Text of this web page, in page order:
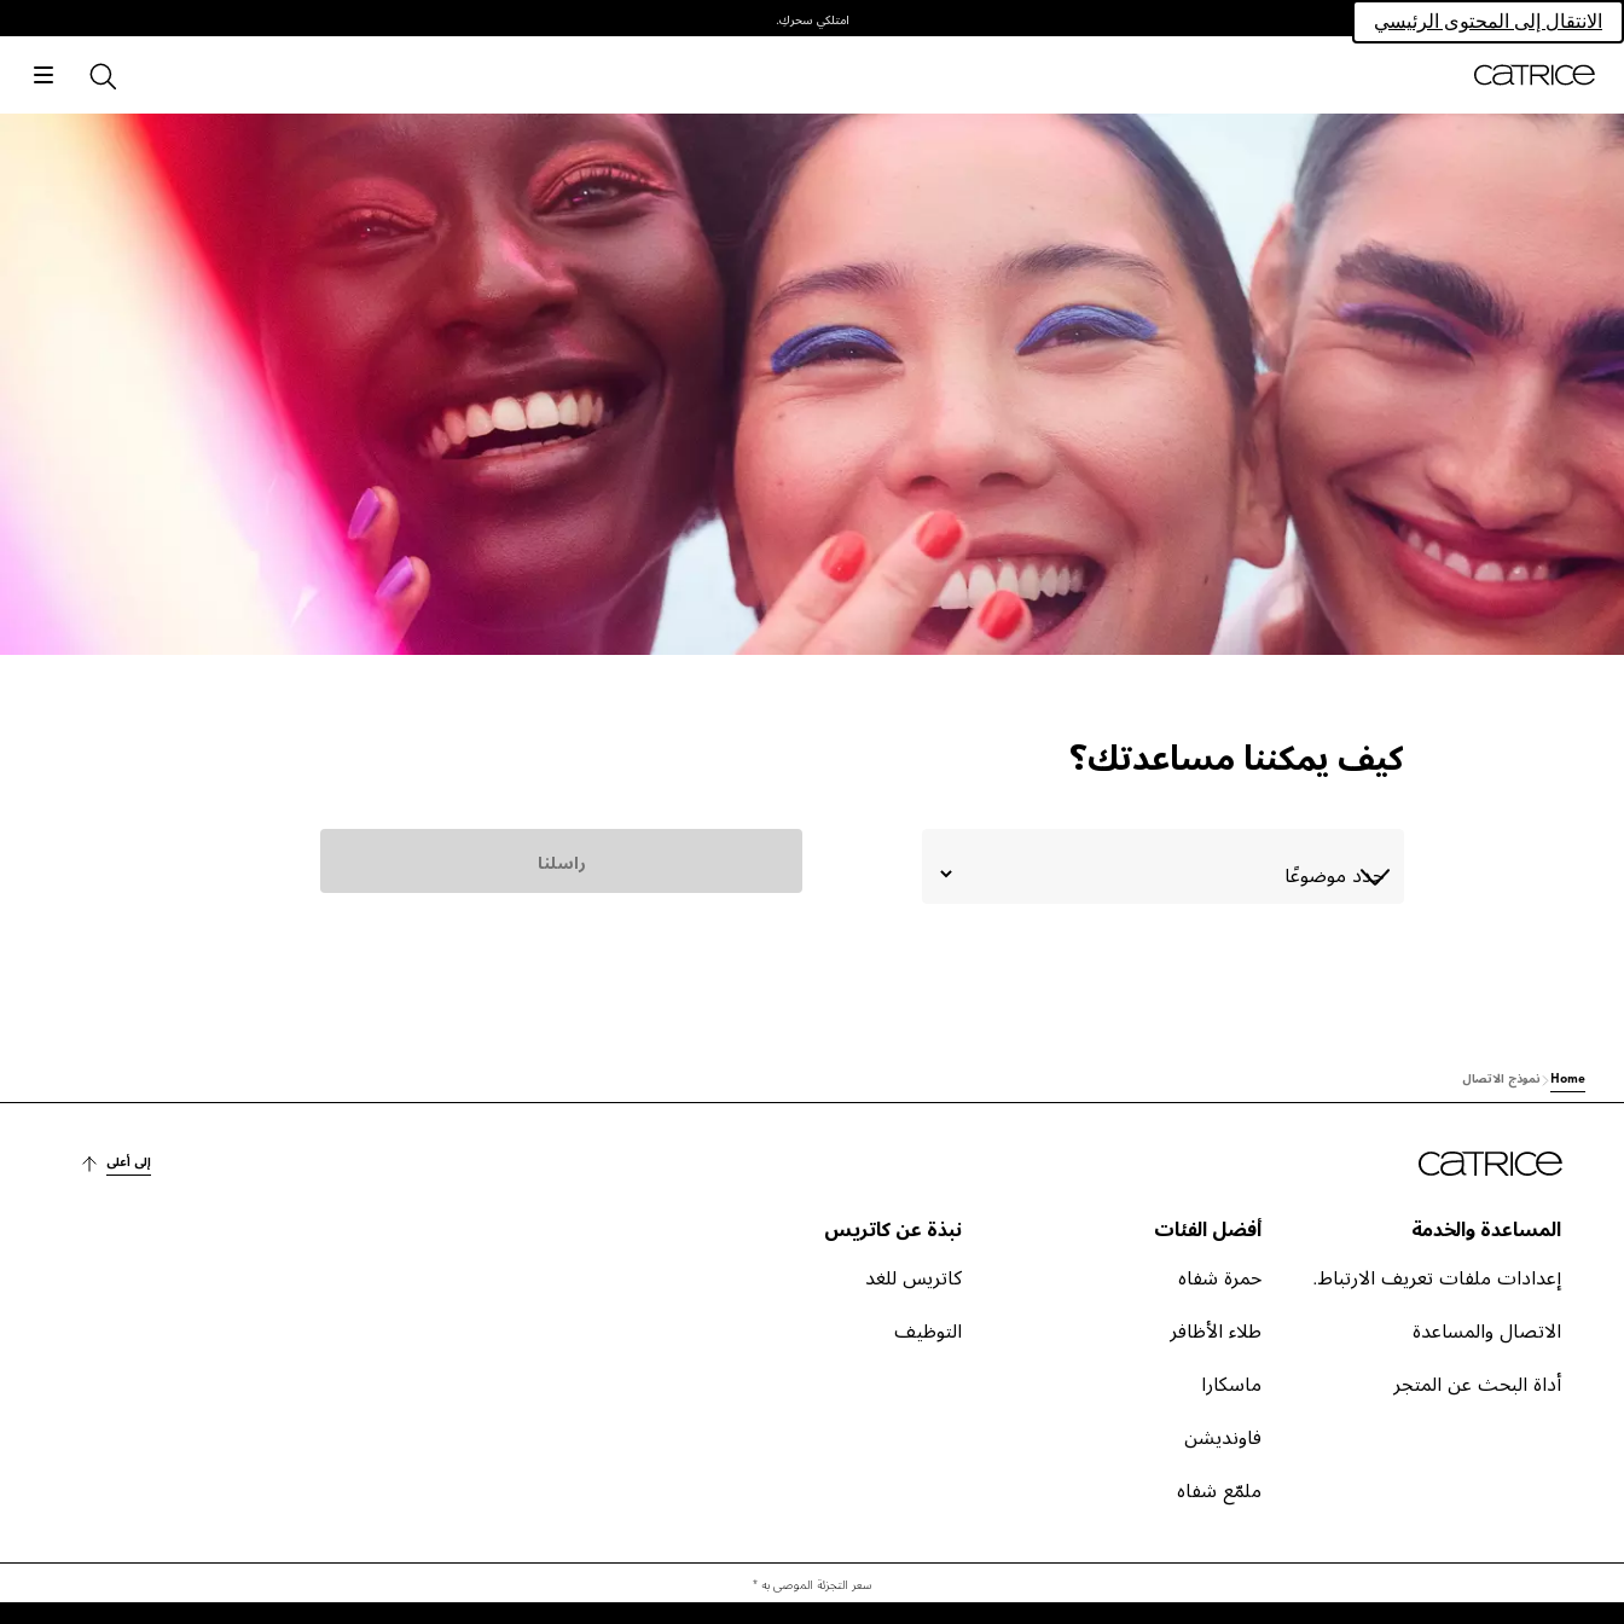
الانتقال إلى المحتوى الرئيسي امتلكي سحركِ.
الاتصالكيف يمكننا مساعدتك؟
راسلنا
Home نموذج الاتصال
إلى أعلى
المساعدة والخدمة
إعدادات ملفات تعريف الارتباط.
الاتصال والمساعدة
أداة البحث عن المتجر
أفضل الفئات
حمرة شفاه
طلاء الأظافر
ماسكارا
فاونديشن
ملمّع شفاه
نبذة عن كاتريس
كاتريس للغد
التوظيف
سعر التجزئة الموصى به *